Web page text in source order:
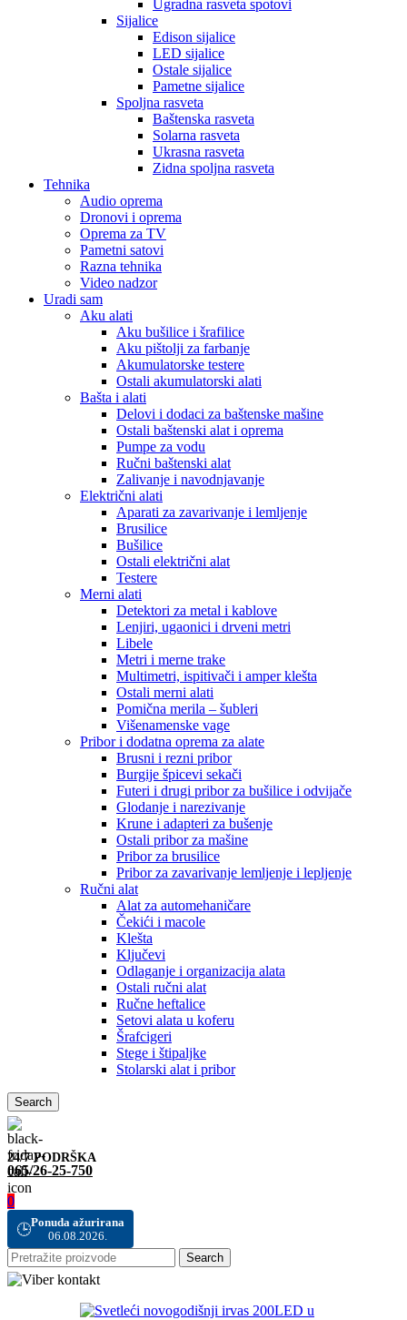
Ugradna rasveta spotovi
Sijalice
Edison sijalice
LED sijalice
Ostale sijalice
Pametne sijalice
Spoljna rasveta
Baštenska rasveta
Solarna rasveta
Ukrasna rasveta
Zidna spoljna rasveta
Tehnika
Audio oprema
Dronovi i oprema
Oprema za TV
Pametni satovi
Razna tehnika
Video nadzor
Uradi sam
Aku alati
Aku bušilice i šrafilice
Aku pištolji za farbanje
Akumulatorske testere
Ostali akumulatorski alati
Bašta i alati
Delovi i dodaci za baštenske mašine
Ostali baštenski alat i oprema
Pumpe za vodu
Ručni baštenski alat
Zalivanje i navodnjavanje
Električni alati
Aparati za zavarivanje i lemljenje
Brusilice
Bušilice
Ostali električni alat
Testere
Merni alati
Detektori za metal i kablove
Lenjiri, ugaonici i drveni metri
Libele
Metri i merne trake
Multimetri, ispitivači i amper klešta
Ostali merni alati
Pomična merila – šubleri
Višenamenske vage
Pribor i dodatna oprema za alate
Brusni i rezni pribor
Burgije špicevi sekači
Futeri i drugi pribor za bušilice i odvijače
Glodanje i narezivanje
Krune i adapteri za bušenje
Ostali pribor za mašine
Pribor za brusilice
Pribor za zavarivanje lemljenje i lepljenje
Ručni alat
Alat za automehaničare
Čekići i macole
Klešta
Ključevi
Odlaganje i organizacija alata
Ostali ručni alat
Ručne heftalice
Setovi alata u koferu
Šrafcigeri
Stege i štipaljke
Stolarski alat i pribor
Search
24/7 PODRŠKA
065/26-25-750
0
🕒Ponuda ažurirana
06.08.2026.
Search